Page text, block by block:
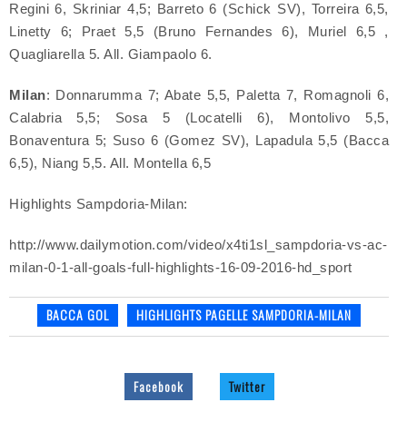
Regini 6, Skriniar 4,5; Barreto 6 (Schick SV), Torreira 6,5,
Linetty 6; Praet 5,5 (Bruno Fernandes 6), Muriel 6,5 ,
Quagliarella 5. All. Giampaolo 6.
Milan: Donnarumma 7; Abate 5,5, Paletta 7, Romagnoli 6,
Calabria 5,5; Sosa 5 (Locatelli 6), Montolivo 5,5,
Bonaventura 5; Suso 6 (Gomez SV), Lapadula 5,5 (Bacca
6,5), Niang 5,5. All. Montella 6,5
Highlights Sampdoria-Milan:
http://www.dailymotion.com/video/x4ti1sl_sampdoria-vs-ac-
milan-0-1-all-goals-full-highlights-16-09-2016-hd_sport
BACCA GOL HIGHLIGHTS PAGELLE SAMPDORIA-MILAN
Facebook Twitter